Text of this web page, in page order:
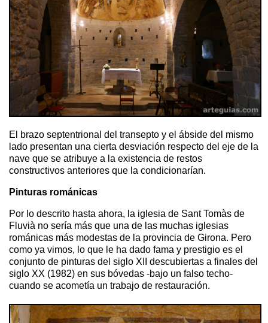
El brazo septentrional del transepto y el ábside del mismo
lado presentan una cierta desviación respecto del eje de la
nave que se atribuye a la existencia de restos
constructivos anteriores que la condicionarían.
Pinturas románicas
Por lo descrito hasta ahora, la iglesia de Sant Tomàs de
Fluvià no sería más que una de las muchas iglesias
románicas más modestas de la provincia de Girona. Pero
como ya vimos, lo que le ha dado fama y prestigio es el
conjunto de pinturas del siglo XII descubiertas a finales del
siglo XX (1982) en sus bóvedas -bajo un falso techo-
cuando se acometía un trabajo de restauración.